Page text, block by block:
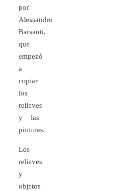
por
Alessandro
Barsanti,
que
empezó
a
copiar
los
relieves
y las
pinturas.
Los
relieves
y
objetos